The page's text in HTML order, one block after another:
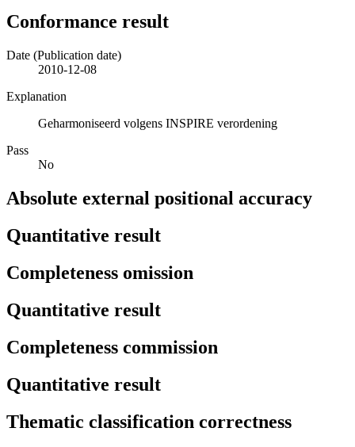
Conformance result
Date (Publication date)
2010-12-08
Explanation
Geharmoniseerd volgens INSPIRE verordening
Pass
No
Absolute external positional accuracy
Quantitative result
Completeness omission
Quantitative result
Completeness commission
Quantitative result
Thematic classification correctness